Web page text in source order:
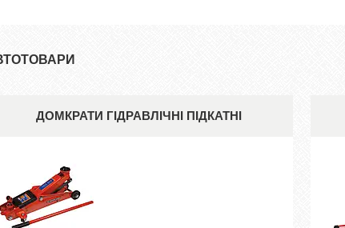
ДОМКРАТИ ГІДРАВЛІЧНІ ПІДКАТНІ